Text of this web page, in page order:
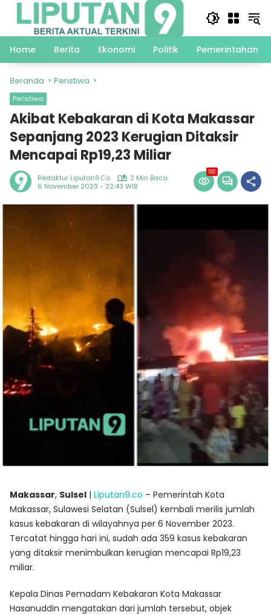
Langsung
Home
Berita Ekonomi Politik Pemerintahan
Beranda Peristiwa
Peristiwa
Akibat Kebakaran di Kota Makassar
Sepanjang 2023 Kerugian Ditaksir
Mencapai Rp19,23 Miliar
Redaktur Liputan9.co
2 Min Baca
6 November 2023 - 22:43 WIB
182
Makassar, Sulsel | Liputan9.co – Pemerintah Kota
Makassar, Sulawesi Selatan (Sulsel) kembali merilis jumlah
kasus kebakaran di wilayahnya per 6 November 2023.
Tercatat hingga hari ini, sudah ada 359 kasus kebakaran
yang ditaksir menimbulkan kerugian mencapai Rp19,23
miliar.
Kepala Dinas Pemadam Kebakaran Kota Makassar
Hasanuddin mengatakan dari jumlah tersebut, objek